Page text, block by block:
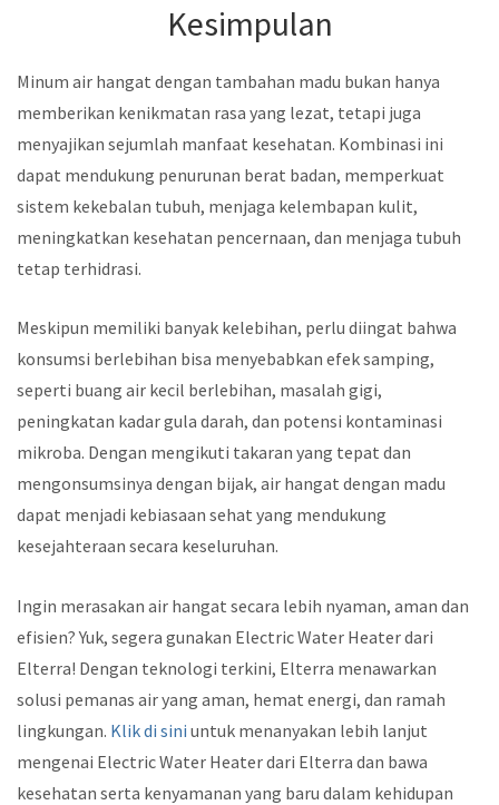
Kesimpulan
Minum air hangat dengan tambahan madu bukan hanya
memberikan kenikmatan rasa yang lezat, tetapi juga
menyajikan sejumlah manfaat kesehatan. Kombinasi ini
dapat mendukung penurunan berat badan, memperkuat
sistem kekebalan tubuh, menjaga kelembapan kulit,
meningkatkan kesehatan pencernaan, dan menjaga tubuh
tetap terhidrasi.
Meskipun memiliki banyak kelebihan, perlu diingat bahwa
konsumsi berlebihan bisa menyebabkan efek samping,
seperti buang air kecil berlebihan, masalah gigi,
peningkatan kadar gula darah, dan potensi kontaminasi
mikroba. Dengan mengikuti takaran yang tepat dan
mengonsumsinya dengan bijak, air hangat dengan madu
dapat menjadi kebiasaan sehat yang mendukung
kesejahteraan secara keseluruhan.
Ingin merasakan air hangat secara lebih nyaman, aman dan
efisien? Yuk, segera gunakan Electric Water Heater dari
Elterra! Dengan teknologi terkini, Elterra menawarkan
solusi pemanas air yang aman, hemat energi, dan ramah
lingkungan. Klik di sini untuk menanyakan lebih lanjut
mengenai Electric Water Heater dari Elterra dan bawa
kesehatan serta kenyamanan yang baru dalam kehidupan